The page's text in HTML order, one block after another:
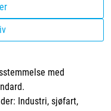
med
Industri, sjøfart,